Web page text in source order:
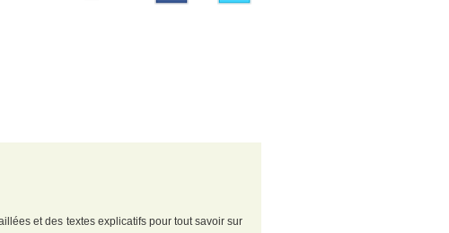
et des textes explicatifs pour tout savoir sur